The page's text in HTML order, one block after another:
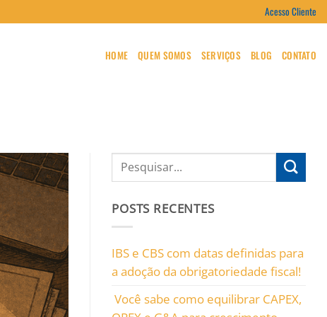
Acesso Cliente
HOME QUEM SOMOS SERVIÇOS BLOG CONTATO
POSTS RECENTES
IBS e CBS com datas definidas para
a adoção da obrigatoriedade fiscal!
Você sabe como equilibrar CAPEX,